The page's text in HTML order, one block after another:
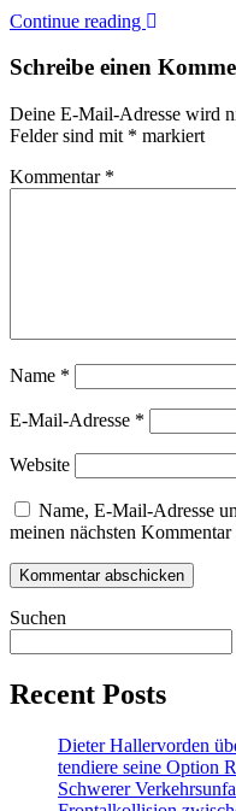
Continue reading
Schreibe einen
Deine E-Mail-Adresse wird
Felder sind mit * markiert
Kommentar *
Name *
E-Mail-Adresse *
Website
Name, E-Mail-Adresse
meinen nächsten Kommentar
Suchen
Recent Posts
Dieter Hallervorden
tendiere seine Option
Schwerer